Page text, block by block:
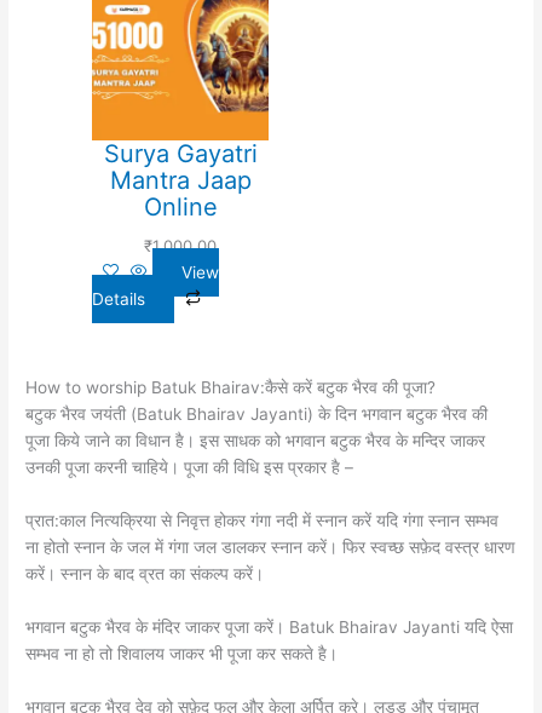
Surya Gayatri
Mantra Jaap
Online
₹1,000.00
View
Details
How to worship Batuk Bhairav:कैसे करें बटुक भैरव की पूजा?
बटुक भैरव जयंती (Batuk Bhairav Jayanti) के दिन भगवान बटुक भैरव की
पूजा किये जाने का विधान है। इस साधक को भगवान बटुक भैरव के मन्दिर जाकर
उनकी पूजा करनी चाहिये। पूजा की विधि इस प्रकार है –
प्रात:काल नित्यक्रिया से निवृत्त होकर गंगा नदी में स्नान करें यदि गंगा स्नान सम्भव
ना होतो स्नान के जल में गंगा जल डालकर स्नान करें। फिर स्वच्छ सफ़ेद वस्त्र धारण
करें। स्नान के बाद व्रत का संकल्प करें।
भगवान बटुक भैरव के मंदिर जाकर पूजा करें। Batuk Bhairav Jayanti यदि ऐसा
सम्भव ना हो तो शिवालय जाकर भी पूजा कर सकते है।
भगवान बटुक भैरव देव को सफ़ेद फूल और केला अर्पित करे। लड्डू और पंचामृत